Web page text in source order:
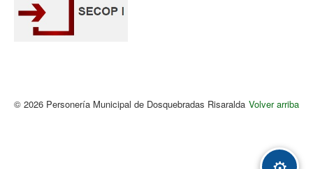
Volver arriba
© 2026 Personería Municipal de Dosquebradas Risaralda